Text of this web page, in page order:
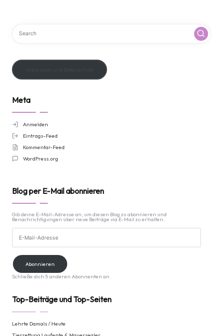
Meta
Anmelden
Eintrags-Feed
Kommentar-Feed
WordPress.org
Blog per E-Mail abonnieren
Gib deine E-Mail-Adresse an, um diesen Blog zu abonnieren und
Benachrichtigungen über neue Beiträge via E-Mail zu erhalten.
Mail-
Adresse
Abonnieren
Schließe dich 5 anderen Abonnenten an
Top-Beiträge und Top-Seiten
Lehrte Damals / Heute